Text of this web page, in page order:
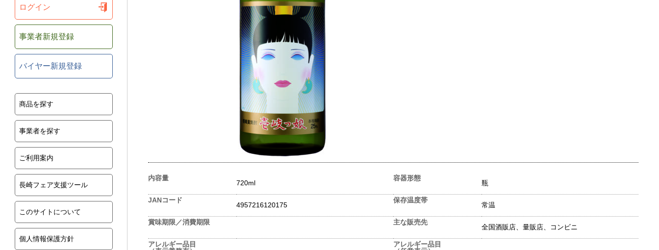
ログイン
事業者新規登録
バイヤー新規登録
商品を探す
事業者を探す
ご利用案内
長崎フェア支援ツール
このサイトについて
個人情報保護方針
内容量
720ml
容器形態
瓶
JANコード
4957216120175
保存温度帯
常温
賞味期限／消費期限 主な販売先
全国酒販店、量販店、コンビニ
アレルギー品目
アレルギー品目